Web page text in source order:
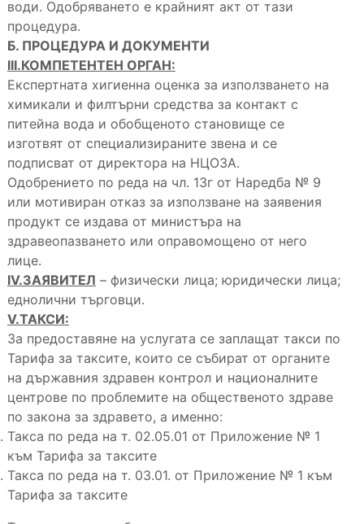
води. Одобряването е крайният акт от тази
процедура.
Б. ПРОЦЕДУРА И ДОКУМЕНТИ
III.КОМПЕТЕНТЕН ОРГАН:
Експертната хигиенна оценка за използването на
химикали и филтърни средства за контакт с
питейна вода и обобщеното становище се
изготвят от специализираните звена и се
подписват от директора на НЦОЗА.
Одобрението по реда на чл. 13г от Наредба № 9
или мотивиран отказ за използване на заявения
продукт се издава от министъра на
здравеопазването или оправомощено от него
лице.
IV.ЗАЯВИТЕЛ – физически лица; юридически лица;
еднолични търговци.
V.ТАКСИ:
За предоставяне на услугата се заплащат такси по
Тарифа за таксите, които се събират от органите
на държавния здравен контрол и националните
центрове по проблемите на общественото здраве
по закона за здравето, а именно:
Такса по реда на т. 02.05.01 от Приложение № 1
към Тарифа за таксите
Такса по реда на т. 03.01. от Приложение № 1 към
Тарифа за таксите